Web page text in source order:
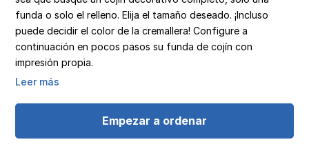
funda o solo el relleno. Elija el tamaño deseado. ¡Incluso
puede decidir el color de la cremallera! Configure a
continuación en pocos pasos su funda de cojín con
impresión propia.
Leer más
Empezar a ordenar